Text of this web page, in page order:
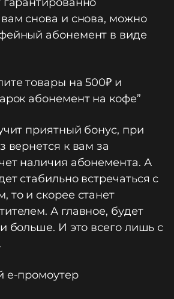
снова и снова, можно
абонемент в виде
товары на 500₽ и
абонемент на кофе”
приятный бонус, при
вернется к вам за
наличия абонемента. А
стабильно встречаться с
то и скорее станет
А главное, будет
больше. И это всего лишь с
e-промоутер